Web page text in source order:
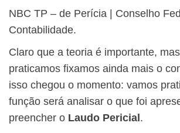
NBC TP – de Perícia | Conselho
Contabilidade.
Claro que a teoria é importante,
praticamos fixamos ainda mais o
isso chegou o momento: vamos
função será analisar o que foi
preencher o Laudo Pericial .